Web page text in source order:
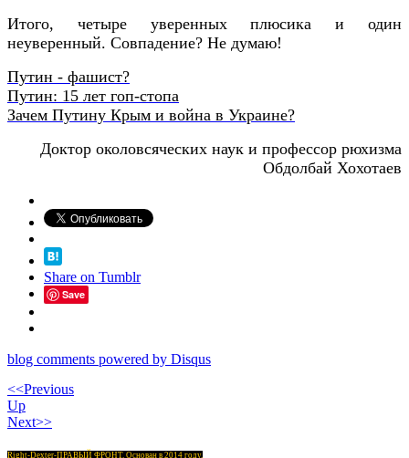
Итого, четыре уверенных плюсика и один
неуверенный. Совпадение? Не думаю!
Путин - фашист?
Путин: 15 лет гоп-стопа
Зачем Путину Крым и война в Украине?
Доктор околовсяческих наук и профессор рюхизма
Обдолбай Хохотаев
Share on Tumblr
Save
blog comments powered by Disqus
<<Previous
Up
Next>>
Right-Dexter-ПРАВЫЙ ФРОНТ. Основан в 2014 году.